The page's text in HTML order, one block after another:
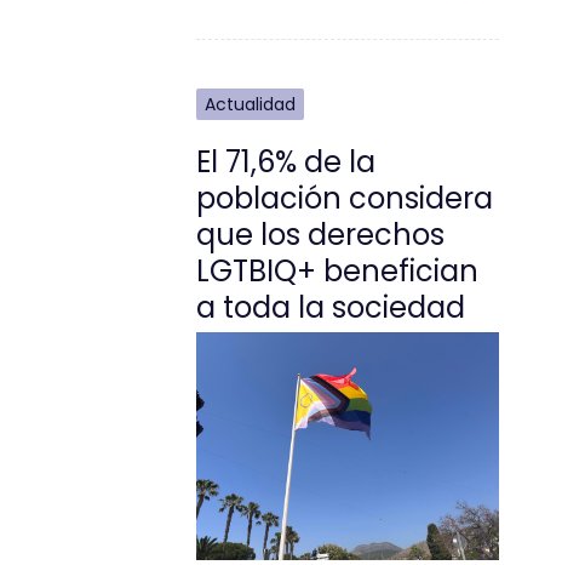
Actualidad
El 71,6% de la
población considera
que los derechos
LGTBIQ+ benefician
a toda la sociedad